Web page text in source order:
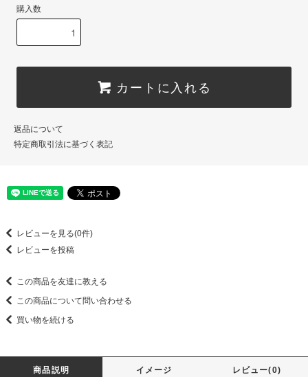
購入数
カートに入れる
返品について
特定商取引法に基づく表記
レビューを見る(0件)
レビューを投稿
この商品を友達に教える
この商品について問い合わせる
買い物を続ける
商品説明 イメージ レビュー(0)